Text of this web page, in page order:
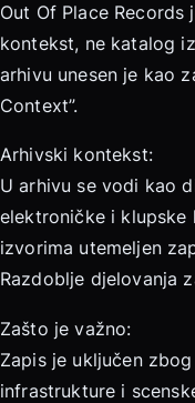
Out Of Place Records
kontekst, ne katalog
arhivu unesen je kao
Context”.
Arhivski kontekst:
U arhivu se vodi kao
elektroničke i klupske
izvorima utemeljen
Razdoblje djelovanja
Zašto je važno:
Zapis je uključen
infrastrukture i